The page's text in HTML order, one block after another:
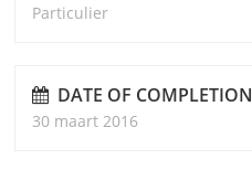
Particulier
DATE OF COMPLETION
30 maart 2016